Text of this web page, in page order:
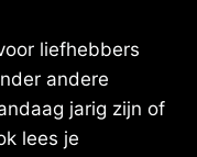
liefhebbers
andere
jarig zijn of
lees je